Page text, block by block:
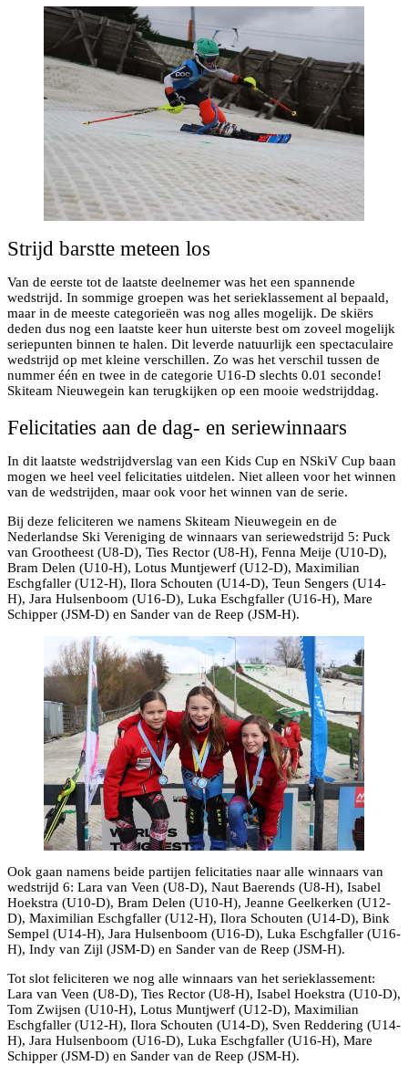
Strijd barstte meteen los
Van de eerste tot de laatste deelnemer was het een spannende
wedstrijd. In sommige groepen was het serieklassement al bepaald,
maar in de meeste categorieën was nog alles mogelijk. De skiërs
deden dus nog een laatste keer hun uiterste best om zoveel mogelijk
seriepunten binnen te halen. Dit leverde natuurlijk een spectaculaire
wedstrijd op met kleine verschillen. Zo was het verschil tussen de
nummer één en twee in de categorie U16-D slechts 0.01 seconde!
Skiteam Nieuwegein kan terugkijken op een mooie wedstrijddag.
Felicitaties aan de dag- en seriewinnaars
In dit laatste wedstrijdverslag van een Kids Cup en NSkiV Cup baan
mogen we heel veel felicitaties uitdelen. Niet alleen voor het winnen
van de wedstrijden, maar ook voor het winnen van de serie.
Bij deze feliciteren we namens Skiteam Nieuwegein en de
Nederlandse Ski Vereniging de winnaars van seriewedstrijd 5: Puck
van Grootheest (U8-D), Ties Rector (U8-H), Fenna Meije (U10-D),
Bram Delen (U10-H), Lotus Muntjewerf (U12-D), Maximilian
Eschgfaller (U12-H), Ilora Schouten (U14-D), Teun Sengers (U14-
H), Jara Hulsenboom (U16-D), Luka Eschgfaller (U16-H), Mare
Schipper (JSM-D) en Sander van de Reep (JSM-H).
Ook gaan namens beide partijen felicitaties naar alle winnaars van
wedstrijd 6: Lara van Veen (U8-D), Naut Baerends (U8-H), Isabel
Hoekstra (U10-D), Bram Delen (U10-H), Jeanne Geelkerken (U12-
D), Maximilian Eschgfaller (U12-H), Ilora Schouten (U14-D), Bink
Sempel (U14-H), Jara Hulsenboom (U16-D), Luka Eschgfaller (U16-
H), Indy van Zijl (JSM-D) en Sander van de Reep (JSM-H).
Tot slot feliciteren we nog alle winnaars van het serieklassement:
Lara van Veen (U8-D), Ties Rector (U8-H), Isabel Hoekstra (U10-D),
Tom Zwijsen (U10-H), Lotus Muntjwerf (U12-D), Maximilian
Eschgfaller (U12-H), Ilora Schouten (U14-D), Sven Reddering (U14-
H), Jara Hulsenboom (U16-D), Luka Eschgfaller (U16-H), Mare
Schipper (JSM-D) en Sander van de Reep (JSM-H).